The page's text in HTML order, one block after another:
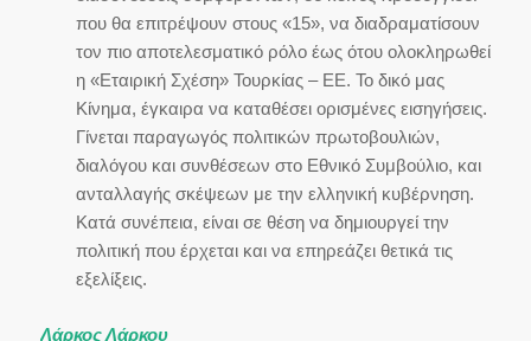
που θα επιτρέψουν στους «15», να διαδραματίσουν
τον πιο αποτελεσματικό ρόλο έως ότου ολοκληρωθεί
η «Εταιρική Σχέση» Τουρκίας – ΕΕ. Το δικό μας
Κίνημα, έγκαιρα να καταθέσει ορισμένες εισηγήσεις.
Γίνεται παραγωγός πολιτικών πρωτοβουλιών,
διαλόγου και συνθέσεων στο Εθνικό Συμβούλιο, και
ανταλλαγής σκέψεων με την ελληνική κυβέρνηση.
Κατά συνέπεια, είναι σε θέση να δημιουργεί την
πολιτική που έρχεται και να επηρεάζει θετικά τις
εξελίξεις.
Λάρκος Λάρκου